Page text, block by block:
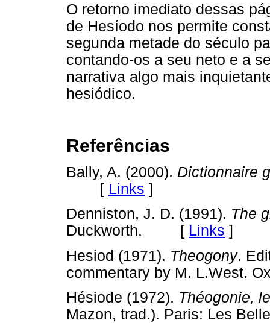
O retorno imediato dessas
de Hesíodo nos permite
segunda metade do século
contando-os a seu neto e a
narrativa algo mais
hesiódico.
Referências
Bally, A. (2000). Dictionnaire
[ Links ]
Denniston, J. D. (1991). The
Duckworth. [ Links ]
Hesiod (1971). Theogony.
commentary by M.
Hésiode (1972). Théogonie,
Mazon, trad.). Paris: Les